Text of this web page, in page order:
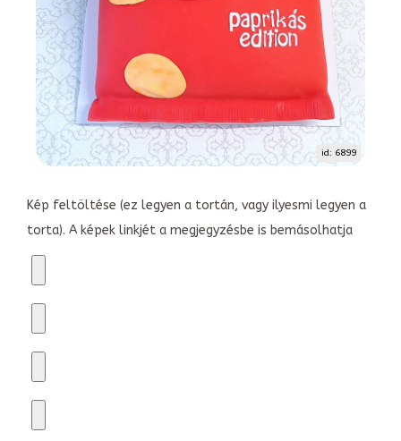
id: 6899
Kép feltöltése (ez legyen a tortán, vagy ilyesmi legyen a
torta). A képek linkjét a megjegyzésbe is bemásolhatja